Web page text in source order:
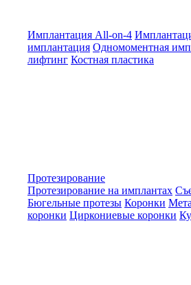
Имплантация All-on-4
имплантация Одномоментная
лифтинг Костная пластика
Протезирование
Протезирование на имплантах
Бюгельные протезы Коронки
коронки Циркониевые коронки